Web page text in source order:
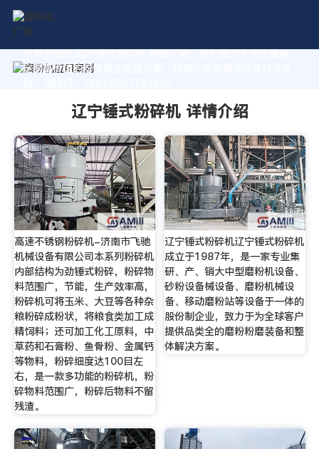
作为专业的 辽宁锤式粉碎机 制造厂家，我们致力于为您量身
定制高价值的粉体加工系统方案。获取厂家直销报价及技术支
辽宁锤式粉碎机 详情介绍
高速不锈钢粉碎机-济南市飞驰
机械设备有限公司本系列粉碎机
内部结构为劲锤式粉碎，粉碎物
料范围广，节能，生产效率高，
粉碎机可将玉米、大豆等各种杂
粮粉碎成粉状，将粮食类加工成
精饲料；还可加工化工原料，中
草药和石膏粉、鱼骨粉、金属钙
等物料，粉碎细度达100目左
右，是一款多功能的粉碎机，粉
碎物料范围广，粉碎后物料不留
残渣。
辽宁锤式粉碎机辽宁锤式粉碎机
成立于1987年，是一家专业集
研、产、销大中型磨粉机设备、
砂粉设备械设备、磨粉机械设
备、移动磨粉站等设备于一体的
股份制企业，致力于为全球客户
提供品类全的磨粉粉磨装备和整
体解决方案。